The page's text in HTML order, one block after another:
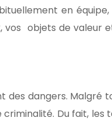
en
objets de valeur
dangers.
Du fait,